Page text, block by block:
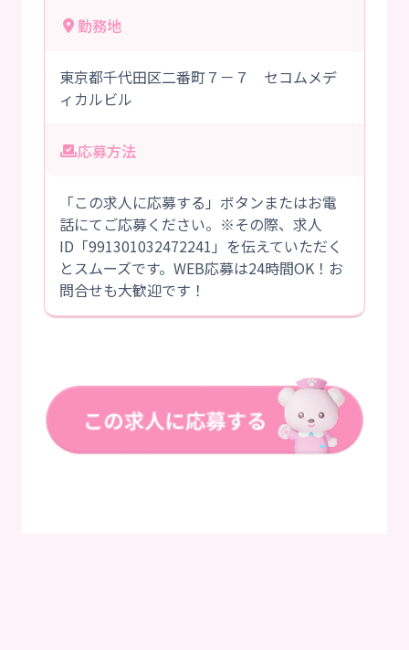
勤務地
東京都千代田区二番町７－７ セコムメデ
ィカルビル
応募方法
「この求人に応募する」ボタンまたはお電
話にてご応募ください。※その際、求人
ID「991301032472241」を伝えていただく
とスムーズです。WEB応募は24時間OK！お
問合せも大歓迎です！